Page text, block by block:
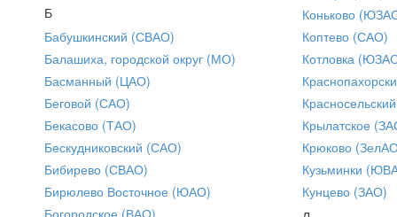
Б
Бабушкинский (СВАО)
Балашиха, городской округ (МО)
Басманный (ЦАО)
Беговой (САО)
Бекасово (ТАО)
Бескудниковский (САО)
Бибирево (СВАО)
Бирюлево Восточное (ЮАО)
Богородское (ВАО)
Коньково
Коптево (САО)
Котловка
Крылатское
Крюково
Кузьминки
Кунцево (ЗАО)